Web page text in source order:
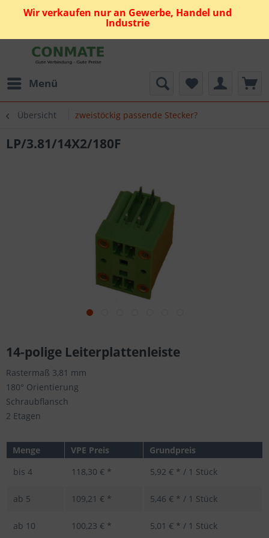
Wir verkaufen nur an Gewerbe, Handel und
Industrie
Menü
Übersicht zweistöckig passende Stecker?
LP/3.81/14X2/180F
14-polige Leiterplattenleiste
Rastermaß 3,81 mm
180° Orientierung
Schraubflansch
2 Etagen
Menge VPE Preis
Grundpreis
bis 4 118,30 € * 5,92 € * / 1 Stück
ab 5 109,21 € * 5,46 € * / 1 Stück
ab 10 100,23 € * 5,01 € * / 1 Stück